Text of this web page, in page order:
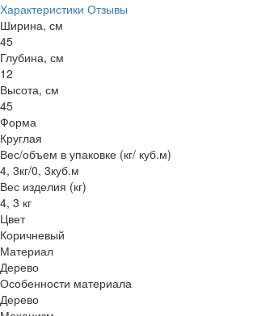
Характеристики Отзывы
Ширина, см
45
Глубина, см
12
Высота, см
45
Форма
Круглая
Вес/объем в упаковке (кг/ куб.м)
4, 3кг/0, 3куб.м
Вес изделия (кг)
4, 3 кг
Цвет
Коричневый
Материал
Дерево
Особенности материала
Дерево